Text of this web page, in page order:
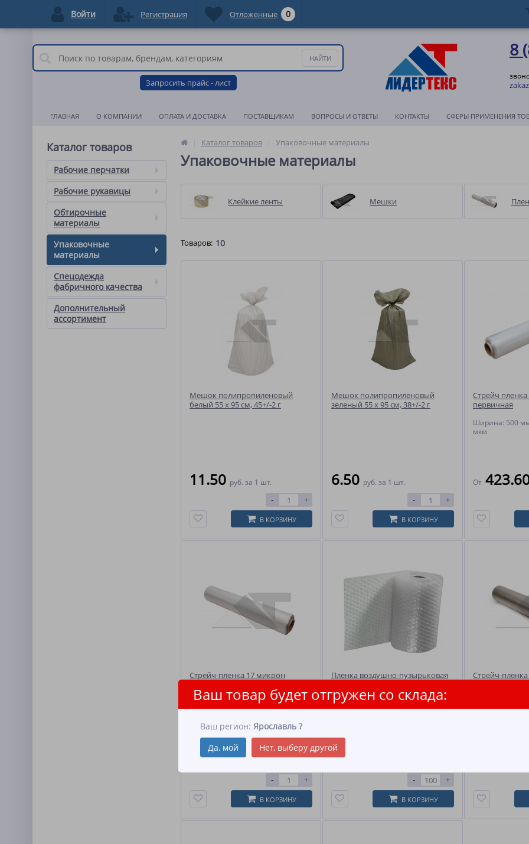
Запросить прайс - лист
8
Ваш товар будет отгружен со склада:
Ваш регион: Ярославль ?
Да, мой
Нет, выберу другой
ГЛАВНАЯ О КОМПАНИИ ОПЛАТА И ДОСТАВКА ПОСТАВЩИКАМ ВОПРОСЫ И ОТВЕТЫ КОНТАКТЫ СФЕРЫ ПРИМЕНЕНИЯ
Каталог товаров
Рабочие перчатки
Рабочие рукавицы
Обтирочные
материалы
Упаковочные
материалы
Спецодежда
фабричного качества
Дополнительный
ассортимент
Каталог товаров Упаковочные материалы
Упаковочные материалы
Клейкие ленты Мешки
Товаров: 10
Мешок полипропиленовый
белый 55 x 95 см, 45+/-2 г
11.50 руб. за 1 шт.
- +
В КОРЗИНУ
Мешок полипропиленовый
зеленый 55 x 95 см, 38+/-2 г
6.50 руб. за 1 шт.
- +
В КОРЗИНУ
Стрейч
первичная
Ширина: 500
мкм
От
Стрейч-пленка 17 микрон
Ширина: 500 мм Плотность: 17
мкм
423.60
- +
В КОРЗИНУ
Пленка воздушно-пузырьковая
Диаметр пузырька: 10 мм.
Плотность: 40гр/м2 Вес рулона:
38.20
- +
В КОРЗИНУ
Стрейч-
нетто+/-0,05,
Войти Регистрация Отложенные 0